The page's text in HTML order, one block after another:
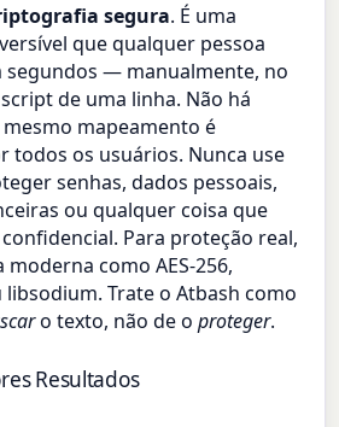
segura. É uma
que qualquer pessoa
segundos — manualmente, no
de uma linha. Não há
mapeamento é
todos os usuários. Nunca use
senhas, dados pessoais,
ou qualquer coisa que
Para proteção real,
como AES-256,
libsodium. Trate o Atbash como
o texto, não de oproteger.
Resultados